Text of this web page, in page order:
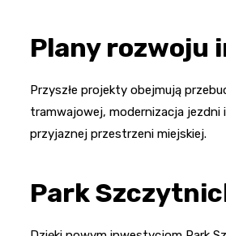
Plany
Przyszłe projekty obejmują
tramwajowej, modernizacja
przyjaznej przestrzeni miejskiej.
Park